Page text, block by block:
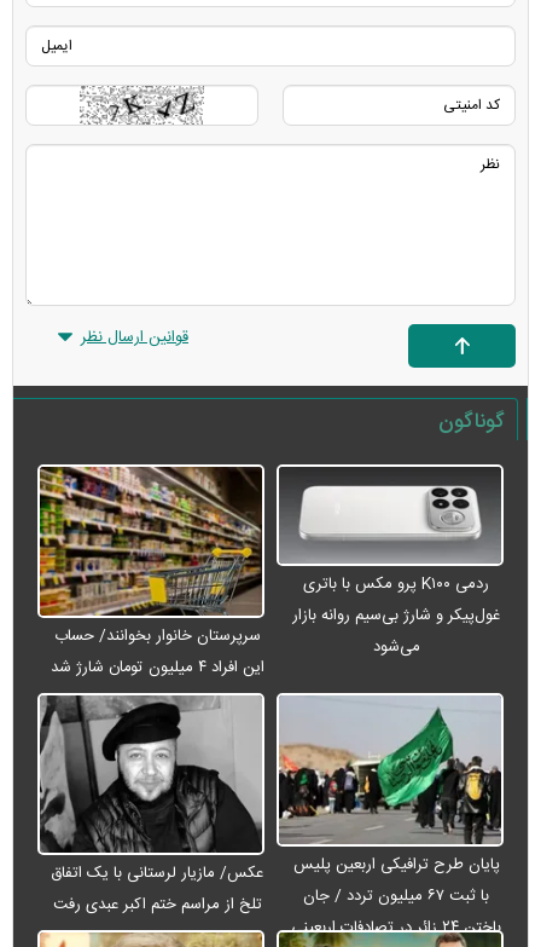
قوانین ارسال نظر
گوناگون
ردمی K۱۰۰ پرو مکس با باتری
غول‌پیکر و شارژ بی‌سیم روانه بازار
می‌شود
سرپرستان خانوار بخوانند/ حساب
این افراد ۴ میلیون تومان شارژ شد
پایان طرح ترافیکی اربعین پلیس
با ثبت ۶۷ میلیون تردد / جان
باختن ۲۴ زائر در تصادفات اربعینی
عکس/ مازیار لرستانی با یک اتفاق
تلخ از مراسم ختم اکبر عبدی رفت